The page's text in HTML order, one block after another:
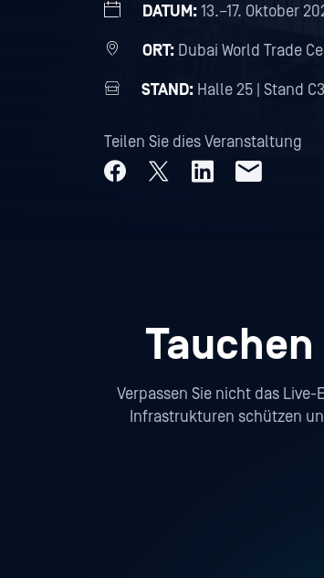
DATUM:13.–17. Oktober
ORT: Dubai World Trade
STAND: Halle 25 | Stand
Teilen Sie dies Veranstaltung
Verpassen Sie nicht das Live-
Infrastrukturen schützen